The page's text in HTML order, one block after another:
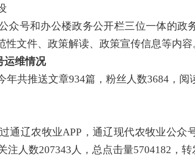
众号和办公楼政务公开栏三位一体的政
文件、政策解读、政策宣传信息等内容
运维情况
年共推送文章934篇，粉丝人数3684，阅
通辽农牧业APP ，通辽现代农牧业公众
注人数207343人，总点击量5704182 ，